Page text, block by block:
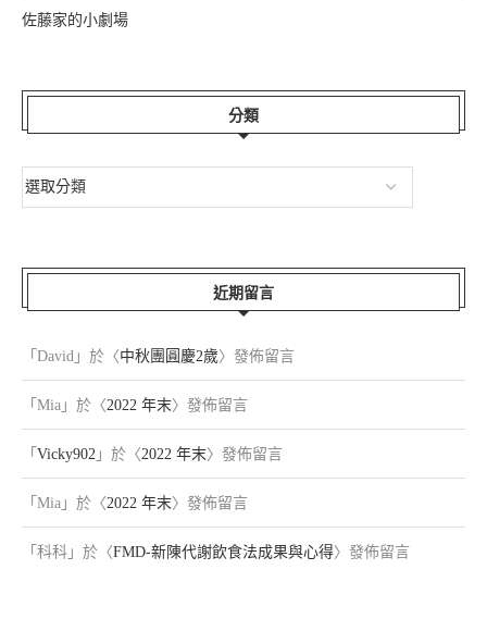
佐藤家的小劇場
分類
近期留言
「 David 」於〈中秋團圓慶2歲〉發佈留言
「 Mia 」於〈2022 年末〉發佈留言
「 Vicky902 」於〈2022 年末〉發佈留言
「 Mia 」於〈2022 年末〉發佈留言
「 科科 」於〈FMD-新陳代謝飲食法成果與心得〉發佈留言